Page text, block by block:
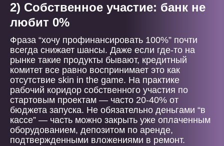
2) Собственное участие: банк не
любит 0%
Фраза “хочу профинансировать 100%” почти
всегда снижает шансы. Даже если где-то на
рынке такие продукты бывают, кредитный
комитет все равно воспринимает это как
отсутствие skin in the game. На практике
рабочий коридор собственного участия по
стартовым проектам — часто 20-40% от
бюджета запуска. Не обязательно деньгами “в
кассе” — часть можно закрыть уже оплаченным
оборудованием, депозитом по аренде,
подтвержденными вложениями в ремонт.